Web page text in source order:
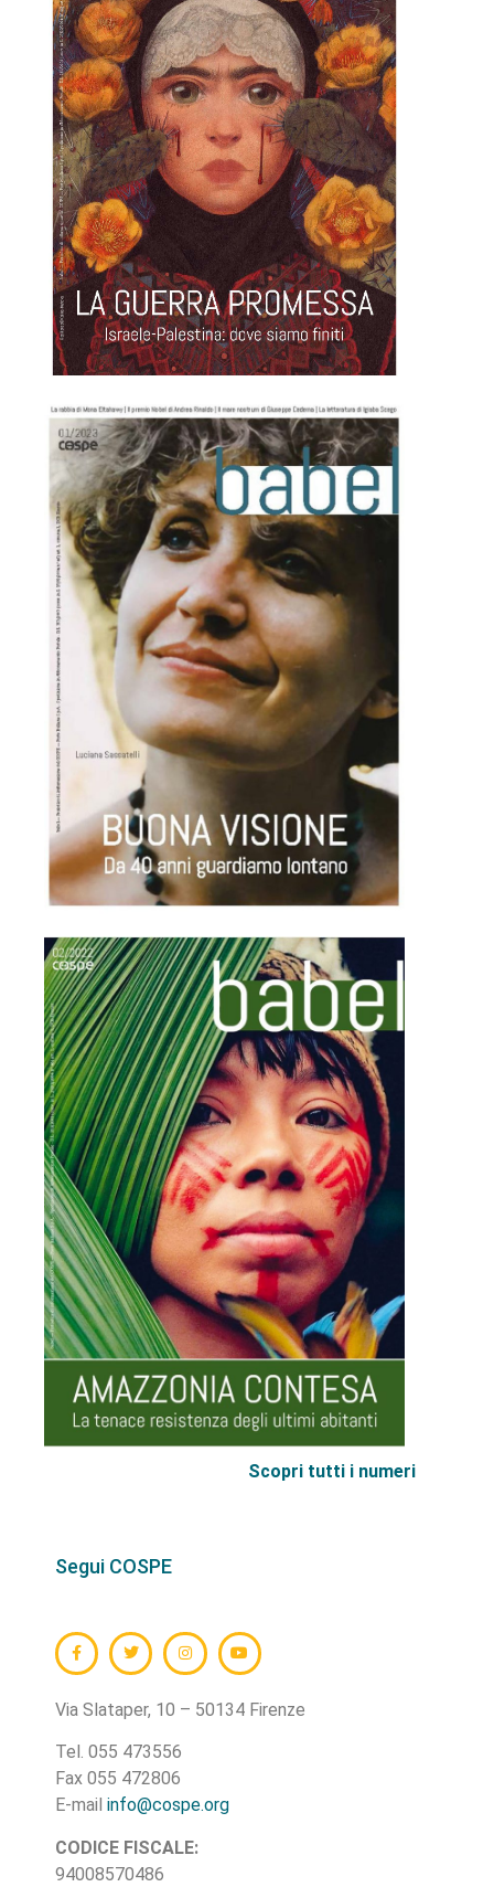
Scopri tutti i numeri
Segui COSPE
Via Slataper, 10 – 50134 Firenze
Tel. 055 473556
Fax 055 472806
E-mail info@cospe.org
CODICE FISCALE:
94008570486